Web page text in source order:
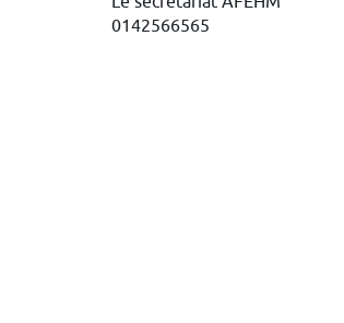
traumatique
0142566565